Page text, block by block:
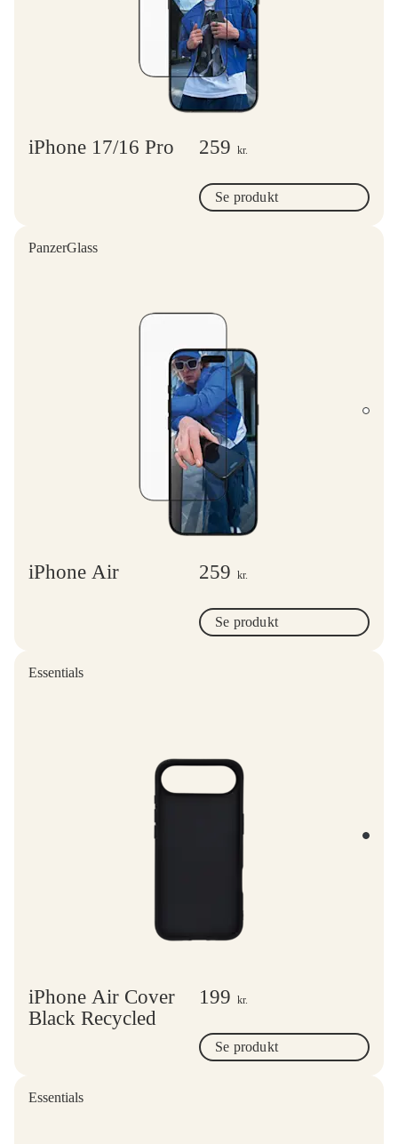
iPhone 17/16 Pro 259 kr.
Se produkt
PanzerGlass
iPhone Air 259 kr.
Se produkt
Essentials
iPhone Air Cover
Black Recycled
199 kr.
Se produkt
Essentials